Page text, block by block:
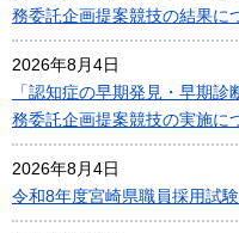
務委託企画提案競技の結果に
2026年8月4日
「認知症の早期発見・早期
務委託企画提案競技の実施に
2026年8月4日
令和8年度宮崎県職員採用試